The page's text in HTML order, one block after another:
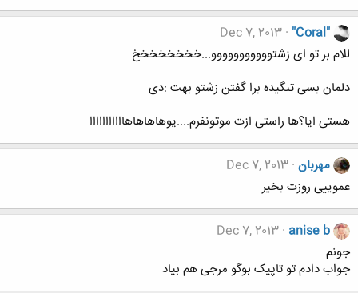
"Coral"
Dec 7, 2013
للام بر تو ای زشتووووووووووو...خخخخخخخخ
دلمان بسی تنگیده برا گفتن زشتو بهت :دی
هستی ایا؟ها راستی ازت موتونفرم....یوهاهاهاهااااااااااا
مهربان Dec 7, 2013
عموییی روزت بخیر
anise b
Dec 7, 2013
جونم
جواب دادم تو تاپیک بوگو مرجی هم بیاد